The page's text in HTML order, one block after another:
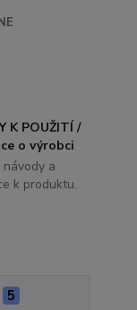
K POUŽITÍ /
o výrobci
a
k produktu.
5